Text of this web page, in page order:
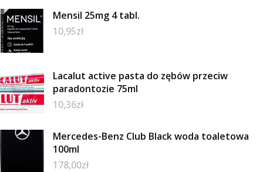
Mensil 25mg 4 tabl.
10,95zł
Lacalut active pasta do zębów przeciw
paradontozie 75ml
10,36zł
Mercedes-Benz Club Black woda toaletowa
100ml
178,00zł